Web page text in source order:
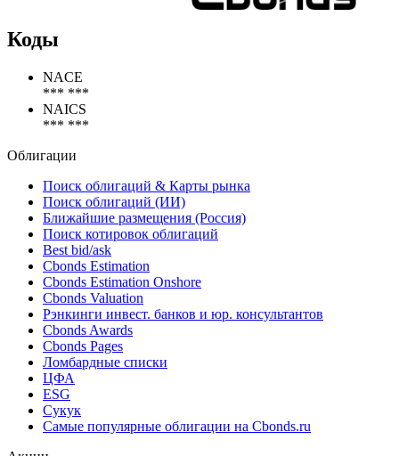
Коды
NACE
*** ***
NAICS
*** ***
Облигации
Поиск облигаций & Карты рынка
Поиск облигаций (ИИ)
Ближайшие размещения (Россия)
Поиск котировок облигаций
Best bid/ask
Cbonds Estimation
Cbonds Estimation Onshore
Cbonds Valuation
Рэнкинги инвест. банков и юр. консультантов
Cbonds Awards
Cbonds Pages
Ломбардные списки
ЦФА
ESG
Сукук
Самые популярные облигации на Cbonds.ru